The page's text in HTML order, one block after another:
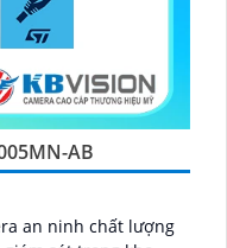
AB
an ninh chất lượng